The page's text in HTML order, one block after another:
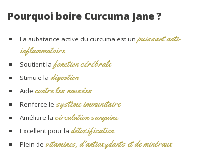
Pourquoi boire Curcuma Jane ?
La substance active du curcuma est unpuissant anti-
inflammatoire
Soutient la fonction cérébrale
Stimule la digestion
Aide contre les nausées
Renforce le système immunitaire
Améliore la circulation sanguine
Excellent pour la détoxification
Plein de vitamines, d'antioxydants et de minéraux